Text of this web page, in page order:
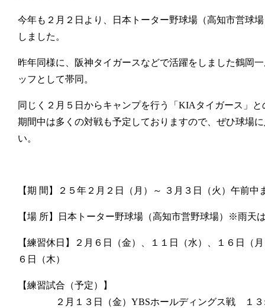
今年も２月２日より、日本トーター野球場（高知市営球
しました。
昨年同様に、阪神タイガースなどで活躍をしました鶴岡
ッフとして帯同。
同じく２月５日からキャンプを行う「KIAタイガース」
期間中は多くの対戦も予定しておりますので、ぜひ球場
い。
【期 間】２５年２月２日（月）～ ３月３日（火）午前中
【場 所】日本トーター野球場（高知市営野球場）※雨天
【練習休日】２月６日（金）、１１日（水）、１６日（
６日（木）
【練習試合（予定）】
２月１３日（金） YBSホールディングス戦 １３: